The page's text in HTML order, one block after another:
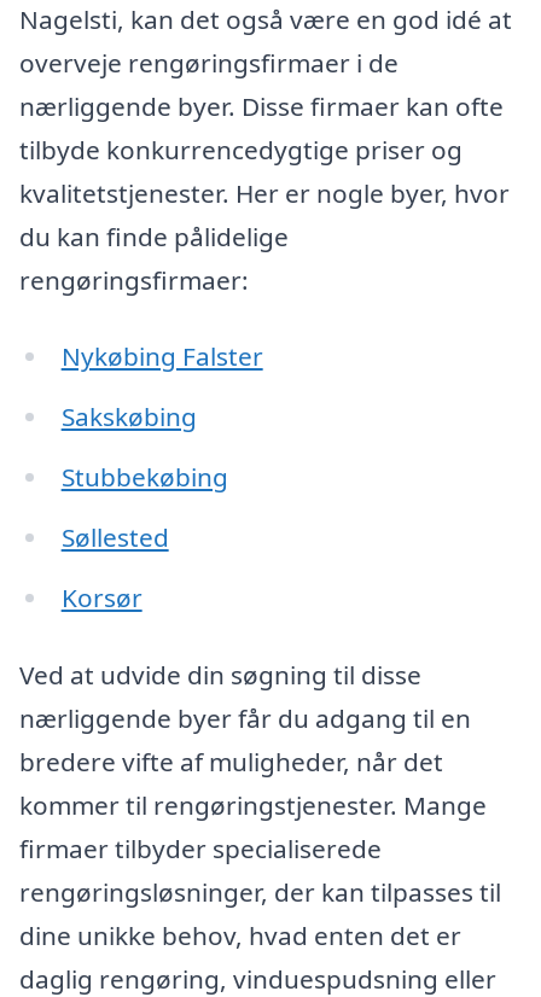
Nagelsti, kan det også være en god idé at
overveje rengøringsfirmaer i de
nærliggende byer. Disse firmaer kan ofte
tilbyde konkurrencedygtige priser og
kvalitetstjenester. Her er nogle byer, hvor
du kan finde pålidelige
rengøringsfirmaer:
Nykøbing Falster
Sakskøbing
Stubbekøbing
Søllested
Korsør
Ved at udvide din søgning til disse
nærliggende byer får du adgang til en
bredere vifte af muligheder, når det
kommer til rengøringstjenester. Mange
firmaer tilbyder specialiserede
rengøringsløsninger, der kan tilpasses til
dine unikke behov, hvad enten det er
daglig rengøring, vinduespudsning eller